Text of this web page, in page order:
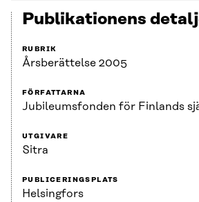
Publikationens
RUBRIK
Årsberättelse 2005
FÖRFATTARNA
Jubileumsfonden för Finlands
UTGIVARE
Sitra
PUBLICERINGSPLATS
Helsingfors